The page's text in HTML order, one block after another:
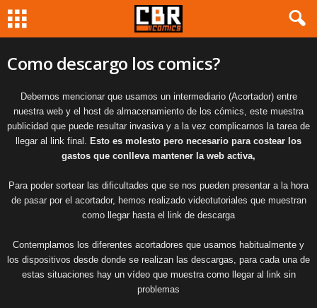
Como descargo los comics?
Debemos mencionar que usamos un intermediario (Acortador) entre
nuestra web y el host de almacenamiento de los cómics, este muestra
publicidad que puede resultar invasiva y a la vez complicarnos la tarea de
llegar al link final. Esto es molesto pero necesario para costear los
gastos que conlleva mantener la web activa,
Para poder sortear las dificultades que se nos pueden presentar a la hora
de pasar por el acortador, hemos realizado videotutoriales que muestran
como llegar hasta el link de descarga
Contemplamos los diferentes acortadores que usamos habitualmente y
los dispositivos desde donde se realizan las descargas, para cada una de
estas situaciones hay un vídeo que muestra como llegar al link sin
problemas